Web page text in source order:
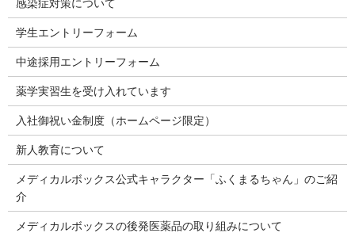
学生エントリーフォーム
中途採用エントリーフォーム
薬学実習生を受け入れています
入社御祝い金制度（ホームページ限定）
新人教育について
メディカルボックス公式キャラクター「ふくまるちゃん」のご紹
介
メディカルボックスの後発医薬品の取り組みについて